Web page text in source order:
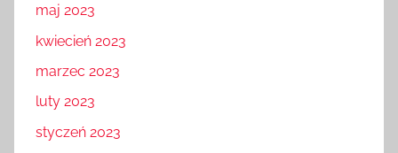
maj 2023
kwiecień 2023
marzec 2023
luty 2023
styczeń 2023